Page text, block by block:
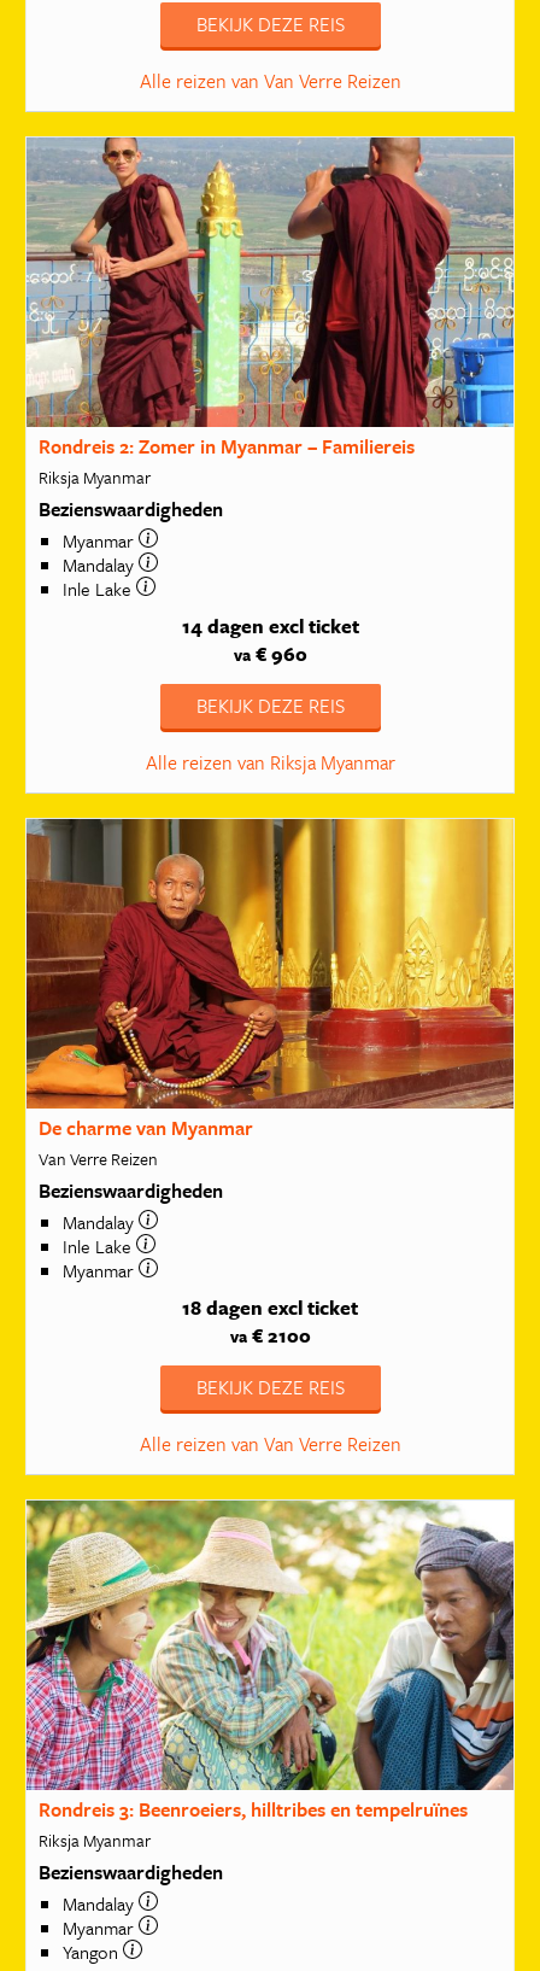
BEKIJK DEZE REIS
Alle reizen van Van Verre Reizen
Rondreis 2: Zomer in Myanmar – Familiereis
Riksja Myanmar
Bezienswaardigheden
Myanmar
Mandalay
Inle Lake
14 dagen excl ticket
va€ 960
BEKIJK DEZE REIS
Alle reizen van Riksja Myanmar
De charme van Myanmar
Van Verre Reizen
Bezienswaardigheden
Mandalay
Inle Lake
Myanmar
18 dagen excl ticket
va€ 2100
BEKIJK DEZE REIS
Alle reizen van Van Verre Reizen
Rondreis 3: Beenroeiers, hilltribes en tempelruïnes
Riksja Myanmar
Bezienswaardigheden
Mandalay
Myanmar
Yangon